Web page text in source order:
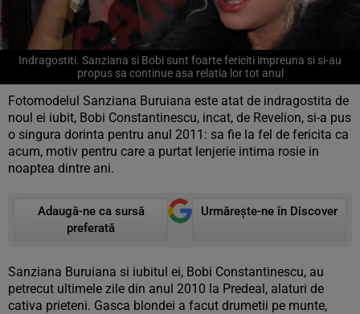
Indragostiti. Sanziana si Bobi sunt foarte fericiti impreuna si si-au
propus sa continue asa relatia lor tot anul
Fotomodelul Sanziana Buruiana este atat de indragostita de
noul ei iubit, Bobi Constantinescu, incat, de Revelion, si-a pus
o singura dorinta pentru anul 2011: sa fie la fel de fericita ca
acum, motiv pentru care a purtat lenjerie intima rosie in
noaptea dintre ani.
Adaugă-ne ca sursă
preferată
Urmărește-ne în Discover
Sanziana Buruiana si iubitul ei, Bobi Constantinescu, au
petrecut ultimele zile din anul 2010 la Predeal, alaturi de
cativa prieteni. Gasca blondei a facut drumetii pe munte,